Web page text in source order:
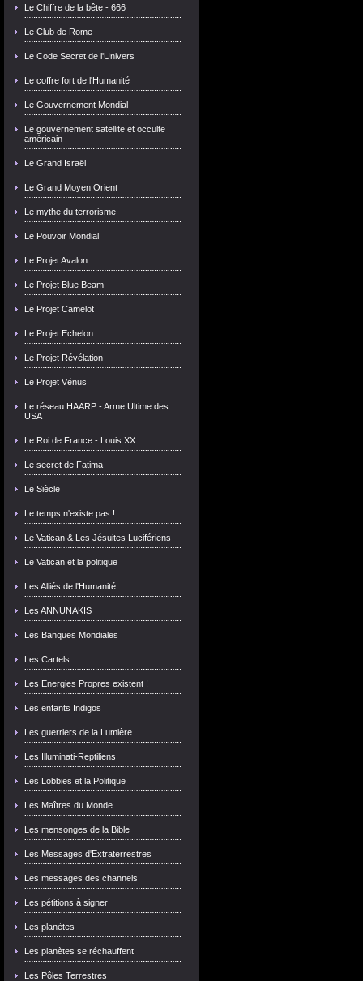
Le Chiffre de la bête - 666
Le Club de Rome
Le Code Secret de l'Univers
Le coffre fort de l'Humanité
Le Gouvernement Mondial
Le gouvernement satellite et occulte
américain
Le Grand Israël
Le Grand Moyen Orient
Le mythe du terrorisme
Le Pouvoir Mondial
Le Projet Avalon
Le Projet Blue Beam
Le Projet Camelot
Le Projet Echelon
Le Projet Révélation
Le Projet Vénus
Le réseau HAARP - Arme Ultime des
USA
Le Roi de France - Louis XX
Le secret de Fatima
Le Siècle
Le temps n'existe pas !
Le Vatican & Les Jésuites Lucifériens
Le Vatican et la politique
Les Alliés de l'Humanité
Les ANNUNAKIS
Les Banques Mondiales
Les Cartels
Les Energies Propres existent !
Les enfants Indigos
Les guerriers de la Lumière
Les Illuminati-Reptiliens
Les Lobbies et la Politique
Les Maîtres du Monde
Les mensonges de la Bible
Les Messages d'Extraterrestres
Les messages des channels
Les pétitions à signer
Les planètes
Les planètes se réchauffent
Les Pôles Terrestres